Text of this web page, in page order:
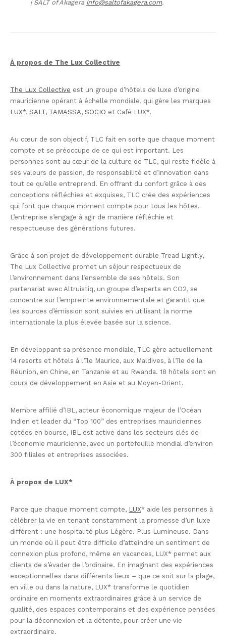
| SALT of Akagera info@saltofakagera.com.
À propos de The Lux Collective
The Lux Collective est un groupe d’hôtels de luxe d’origine
mauricienne opérant à échelle mondiale, qui gère les marques
LUX*, SALT, TAMASSA, SOCIO et Café LUX*.
Au cœur de son objectif, TLC fait en sorte que chaque moment
compte et se préoccupe de ce qui est important. Les
personnes sont au cœur de la culture de TLC, qui reste fidèle à
ses valeurs de passion, de responsabilité et d’innovation dans
tout ce qu’elle entreprend. En offrant du confort grâce à des
conceptions réfléchies et exquises, TLC crée des expériences
qui font que chaque moment compte pour tous les hôtes.
L’entreprise s’engage à agir de manière réfléchie et
respectueuse des générations futures.
Grâce à son projet de développement durable Tread Lightly,
The Lux Collective promet un séjour respectueux de
l’environnement dans l’ensemble de ses hôtels. Son
partenariat avec Altruistiq, un groupe d’experts en CO2, se
concentre sur l’empreinte environnementale et garantit que
les sources d’émission sont suivies en utilisant la norme
internationale la plus élevée basée sur la science.
En développant sa présence mondiale, TLC gère actuellement
14 resorts et hôtels à l’île Maurice, aux Maldives, à l’île de la
Réunion, en Chine, en Tanzanie et au Rwanda. 18 hôtels sont en
cours de développement en Asie et au Moyen-Orient.
Membre affilié d’IBL, acteur économique majeur de l’Océan
Indien et leader du “Top 100” des entreprises mauriciennes
cotées en bourse, IBL est active dans les secteurs clés de
l’économie mauricienne, avec un portefeuille mondial d’environ
300 filiales et entreprises associées.
À propos de LUX*
Parce que chaque moment compte, LUX* aide les personnes à
célébrer la vie en tenant constamment la promesse d’un luxe
différent : une hospitalité plus Légère. Plus Lumineuse. Dans
un monde où il peut être difficile d’atteindre un sentiment de
connexion plus profond, même en vacances, LUX* permet aux
clients de s’évader de l’ordinaire. En imaginant des expériences
exceptionnelles dans différents lieux – que ce soit sur la plage,
en ville ou dans la nature, LUX* transforme le quotidien
ordinaire en moments extraordinaires grâce à un service de
qualité, des espaces contemporains et des expérience pensées
pour la déconnexion et la détente, pour créer une vie
extraordinaire.